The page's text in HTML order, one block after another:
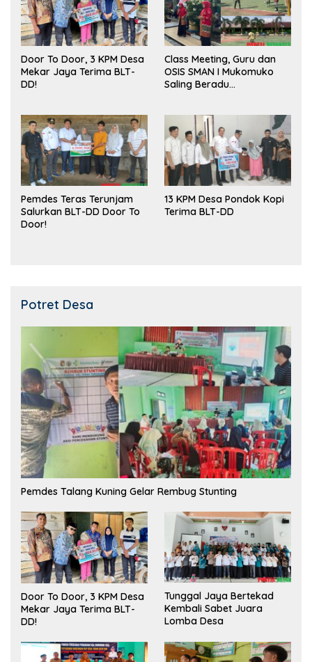
Door To Door, 3 KPM Desa
Mekar Jaya Terima BLT-
DD!
Class Meeting, Guru dan
OSIS SMAN I Mukomuko
Saling Beradu
Pemdes Teras Terunjam
Salurkan BLT-DD Door To
Door!
13 KPM Desa Pondok Kopi
Terima BLT-DD
Potret Desa
Pemdes Talang Kuning Gelar Rembug Stunting
Door To Door, 3 KPM Desa
Mekar Jaya Terima BLT-
DD!
Tunggal Jaya Bertekad
Kembali Sabet Juara
Lomba Desa